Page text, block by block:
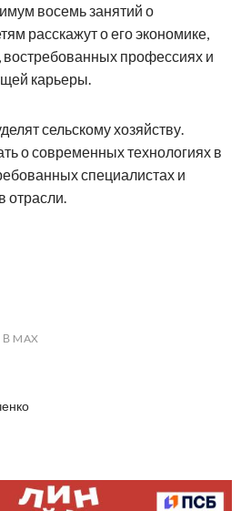
восемь занятий о
расскажут о его экономике,
востребованных профессиях и
карьеры.
сельскому хозяйству.
о современных технологиях в
специалистах и
отрасли.
MAX